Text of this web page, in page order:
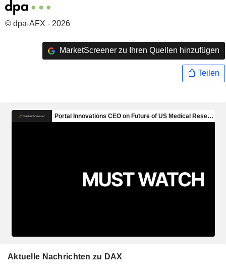
© dpa-AFX - 2026
MarketScreener zu Ihren Quellen hinzufügen
Teilen
Aktuelle Nachrichten zu DAX